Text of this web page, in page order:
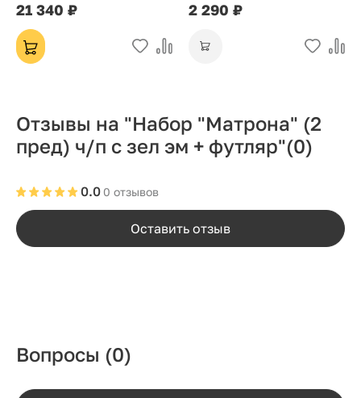
21 340 ₽ 2 290 ₽
Отзывы на "Набор "Матрона" (2
пред) ч/п с зел эм + футляр"(0)
0 отзывов
0.0
Оставить отзыв
Вопросы (0)